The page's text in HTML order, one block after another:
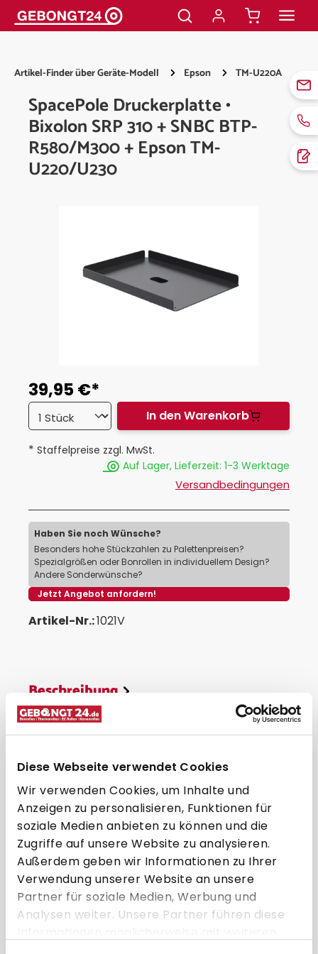
Diese Webseite verwendet Cookies
Wir verwenden Cookies, um Inhalte und
Anzeigen zu personalisieren, Funktionen für
soziale Medien anbieten zu können und die
Zugriffe auf unsere Website zu analysieren.
Außerdem geben wir Informationen zu Ihrer
Verwendung unserer Website an unsere
Partner für soziale Medien, Werbung und
Analysen weiter. Unsere Partner führen diese
springen
Artikel-Finder über Geräte-Modell Epson TM-U220A
SpacePole Druckerplatte •
Bixolon SRP 310 + SNBC BTP-
R580/M300 + Epson TM-
U220/U230
39,95 €*
In den Warenkorb
* Staffelpreise zzgl. MwSt.
Auf Lager, Lieferzeit: 1-3 Werktage
Versandbedingungen
Haben Sie noch Wünsche?
Besonders hohe Stückzahlen zu Palettenpreisen?
Spezialgrößen oder Bonrollen in individuellem Design?
Andere Sonderwünsche?
Jetzt Angebot anfordern!
Artikel-Nr.:1021V
Beschreibung
Gerätezuordnung
Passende Schwenkarme
BUNDLE